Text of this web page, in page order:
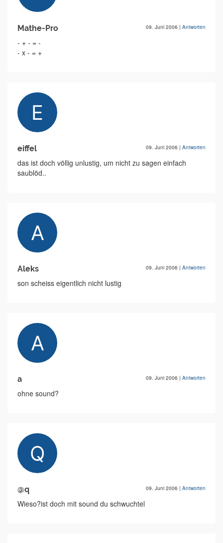
Mathe-Pro 09. Juni 2006 | Antworten
- + - = -
- x - = +
eiffel 09. Juni 2006 | Antworten
das ist doch völlig unlustig, um nicht zu sagen einfach
saublöd..
Aleks 09. Juni 2006 | Antworten
son scheiss eigentlich nicht lustig
a 09. Juni 2006 | Antworten
ohne sound?
@q 09. Juni 2006 | Antworten
Wieso?ist doch mit sound du schwuchtel